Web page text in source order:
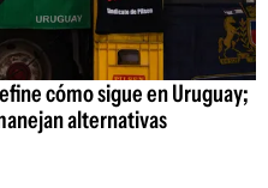
cómo sigue en Uruguay;
alternativas